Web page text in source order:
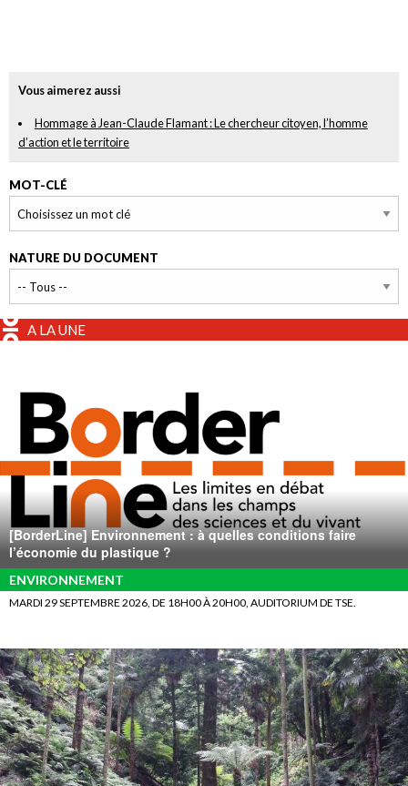
Vous aimerez aussi
Hommage à Jean-Claude Flamant : Le chercheur citoyen, l’homme
d’action et le territoire
MOT-CLÉ
NATURE DU DOCUMENT
A LA UNE
[BorderLine] Environnement : à quelles conditions faire
l’économie du plastique ?
ENVIRONNEMENT
MARDI 29 SEPTEMBRE 2026, DE 18H00 À 20H00, AUDITORIUM DE TSE.